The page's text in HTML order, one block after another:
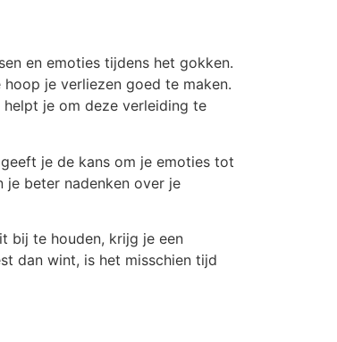
en emoties tijdens het gokken.
je verliezen goed te maken.
je om deze verleiding te
je de kans om je emoties tot
je beter nadenken over je
bij te houden, krijg je een
dan wint, is het misschien tijd